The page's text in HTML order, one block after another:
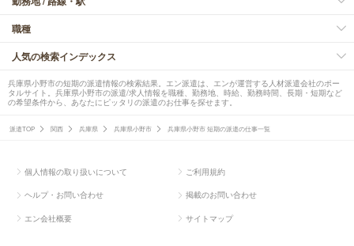
職種
人気の検索インデックス
兵庫県小野市の短期の派遣情報の検索結果。エン派遣は、エンが運営する人材派遣会社のポー
タルサイト。兵庫県小野市の派遣/求人情報を職種、勤務地、時給、勤務時間、長期・短期など
の希望条件から、あなたにピッタリの派遣のお仕事を探せます。
派遣TOP 関西 兵庫県 兵庫県小野市 兵庫県小野市 短期の派遣の仕事一覧
個人情報の取り扱いについて ご利用規約
ヘルプ・お問い合わせ 掲載のお問い合わせ
エン会社概要 サイトマップ